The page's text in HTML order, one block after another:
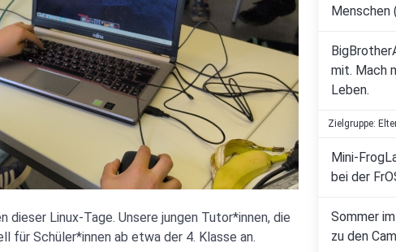
dieser Linux-Tage. Unsere jungen Tutor*innen, die
für Schüler*innen ab etwa der 4. Klasse an.
Menschen
mit. Mach
Leben.
Zielgruppe:
Mini-
bei der
Sommer
zu den